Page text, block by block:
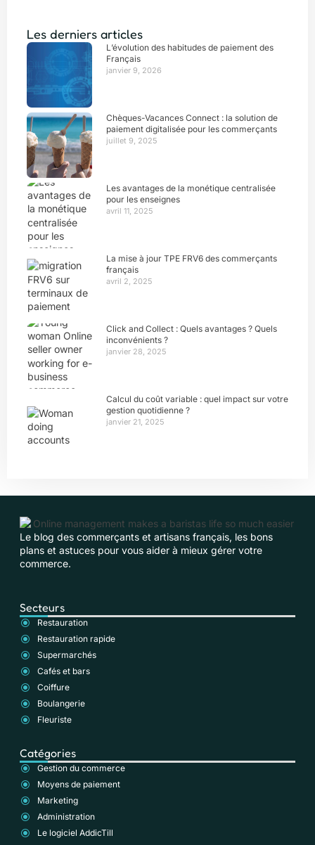
Les derniers articles
L’évolution des habitudes de paiement des
Français
janvier 9, 2026
Chèques-Vacances Connect : la solution de
paiement digitalisée pour les commerçants
juillet 9, 2025
Les avantages de la monétique centralisée
pour les enseignes
avril 11, 2025
La mise à jour TPE FRV6 des commerçants
français
avril 2, 2025
Click and Collect : Quels avantages ? Quels
inconvénients ?
janvier 28, 2025
Calcul du coût variable : quel impact sur votre
gestion quotidienne ?
janvier 21, 2025
Le blog des commerçants et artisans français, les bons
plans et astuces pour vous aider à mieux gérer votre
commerce.
Secteurs
Restauration
Restauration rapide
Supermarchés
Cafés et bars
Coiffure
Boulangerie
Fleuriste
Catégories
Gestion du commerce
Moyens de paiement
Marketing
Administration
Le logiciel AddicTill